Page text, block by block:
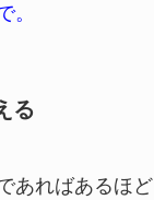
。
る
あればあるほど